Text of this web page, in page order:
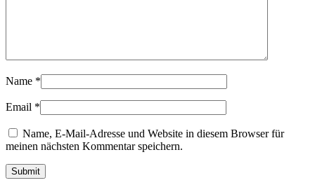
Name *
Email *
Name, E-Mail-Adresse und Website in diesem Browser für
meinen nächsten Kommentar speichern.